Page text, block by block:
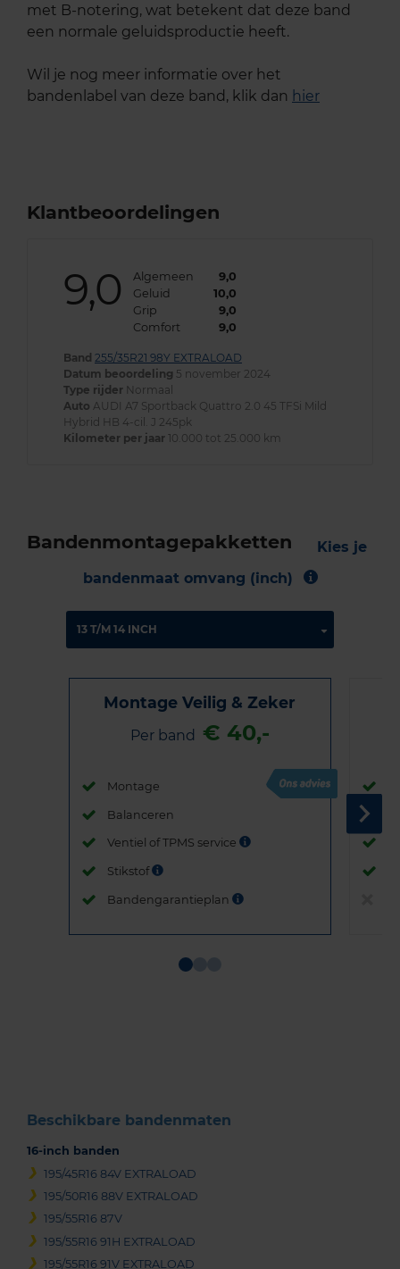
met B-notering, wat betekent dat deze band
een normale geluidsproductie heeft.
Wil je nog meer informatie over het
bandenlabel van deze band, klik dan hier
Klantbeoordelingen
9,0 Algemeen
9,0
Geluid
10,0
Grip
9,0
Comfort
9,0
Band 255/35R21 98Y EXTRALOAD
Datum beoordeling 5 november 2024
Type rijder Normaal
Auto AUDI A7 Sportback Quattro 2.0 45 TFSi Mild
Hybrid HB 4-cil. J 245pk
Kilometer per jaar 10.000 tot 25.000 km
Bandenmontagepakketten
Kies je
bandenmaat omvang (inch)
Montage Veilig & Zeker
Per band € 40,-
Montage
Balanceren
Ventiel of TPMS service
Stikstof
Bandengarantieplan
Beschikbare bandenmaten
16-inch banden
195/45R16 84V EXTRALOAD
195/50R16 88V EXTRALOAD
195/55R16 87V
195/55R16 91H EXTRALOAD
195/55R16 91V EXTRALOAD